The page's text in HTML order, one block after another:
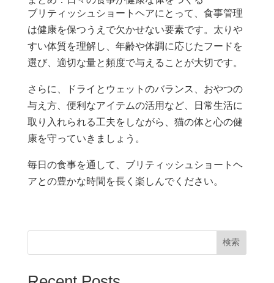
ブリティッシュショートヘアにとって、食事管理
は健康を保つうえで欠かせない要素です。太りや
すい体質を理解し、年齢や体調に応じたフードを
選び、適切な量と頻度で与えることが大切です。
さらに、ドライとウェットのバランス、おやつの
与え方、便利なアイテムの活用など、日常生活に
取り入れられる工夫をしながら、猫の体と心の健
康を守っていきましょう。
毎日の食事を通して、ブリティッシュショートヘ
アとの豊かな時間を長く楽しんでください。
検索